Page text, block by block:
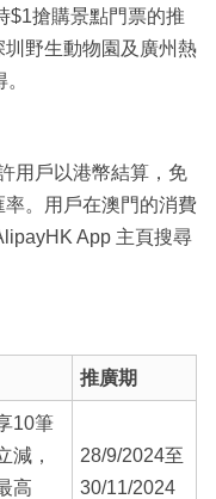
$1搶購景點門票的推
野生動物園及廣州熱
用戶以港幣結算，免
。用戶在澳門的消費
App 主頁搜尋
推廣期
10筆
減，
高
28/9/2024至
30/11/2024